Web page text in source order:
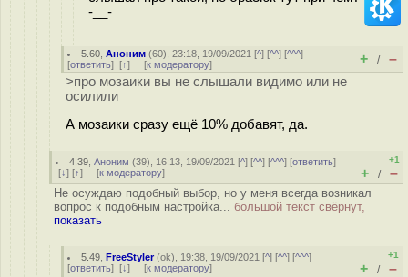
-__-
5.60 ,Аноним (60), 23:18, 19/09/2021 [^] [^^] [^^^]
[ответить] [↑] [к модератору] + / –
>про мозаики вы не слышали видимо или не
осилили
А мозаики сразу ещё 10% добавят, да.
4.39 ,Аноним (39), 16:13, 19/09/2021 [^] [^^] [^^^] [ответить]
[↓] [↑] [к модератору]
+1
+ / –
Не осуждаю подобный выбор, но у меня всегда возникал
вопрос к подобным настройка... большой текст свёрнут,
показать
5.49 ,FreeStyler(ok), 19:38, 19/09/2021 [^] [^^] [^^^]
[ответить] [↓] [к модератору]
+1
+ / –